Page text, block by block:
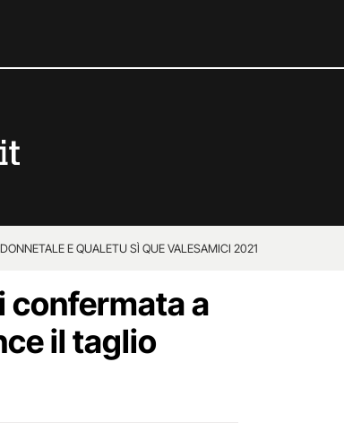
TALE E QUALETU SÌ QUE VALESAMICI 2021
confermata a
il taglio